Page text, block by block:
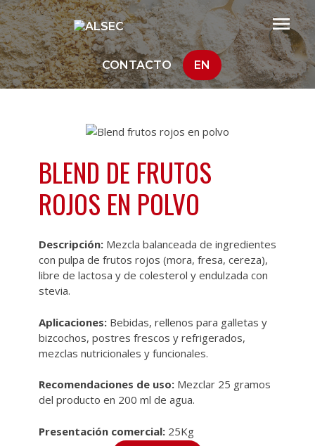
CONTACTO EN
BLEND DE FRUTOS
ROJOS EN POLVO
Descripción: Mezcla balanceada de ingredientes
con pulpa de frutos rojos (mora, fresa, cereza),
libre de lactosa y de colesterol y endulzada con
stevia.
Aplicaciones: Bebidas, rellenos para galletas y
bizcochos, postres frescos y refrigerados,
mezclas nutricionales y funcionales.
Recomendaciones de uso: Mezclar 25 gramos
del producto en 200 ml de agua.
Presentación comercial: 25Kg